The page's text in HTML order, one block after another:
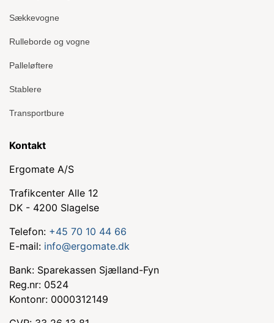
Sækkevogne
Rulleborde og vogne
Palleløftere
Stablere
Transportbure
Kontakt
Ergomate A/S
Trafikcenter Alle 12
DK - 4200 Slagelse
Telefon: +45 70 10 44 66
E-mail: info@ergomate.dk
Bank: Sparekassen Sjælland-Fyn
Reg.nr: 0524
Kontonr: 0000312149